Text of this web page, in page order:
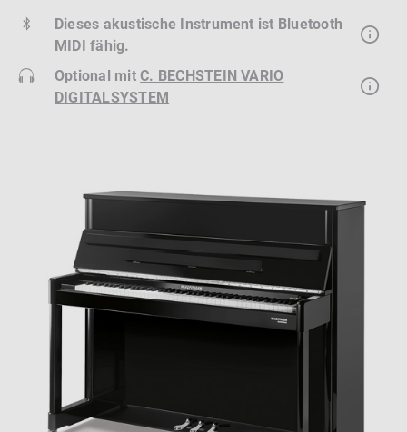
Dieses akustische Instrument ist Bluetooth
MIDI fähig.
Optional mitC. BECHSTEIN VARIO
DIGITALSYSTEM